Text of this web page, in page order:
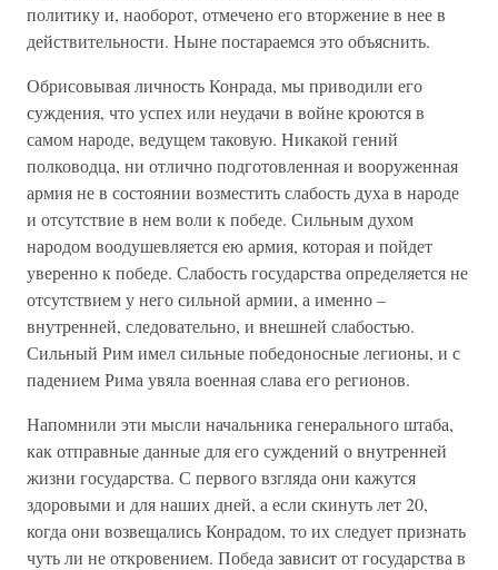
политику и, наоборот, отмечено его вторжение в нее в
действительности. Ныне постараемся это объяснить.
Обрисовывая личность Конрада, мы приводили его
суждения, что успех или неудачи в войне кроются в
самом народе, ведущем таковую. Никакой гений
полководца, ни отлично подготовленная и вооруженная
армия не в состоянии возместить слабость духа в народе
и отсутствие в нем воли к победе. Сильным духом
народом воодушевляется ею армия, которая и пойдет
уверенно к победе. Слабость государства определяется не
отсутствием у него сильной армии, а именно –
внутренней, следовательно, и внешней слабостью.
Сильный Рим имел сильные победоносные легионы, и с
падением Рима увяла военная слава его регионов.
Напомнили эти мысли начальника генерального штаба,
как отправные данные для его суждений о внутренней
жизни государства. С первого взгляда они кажутся
здоровыми и для наших дней, а если скинуть лет 20,
когда они возвещались Конрадом, то их следует признать
чуть ли не откровением. Победа зависит от государства в